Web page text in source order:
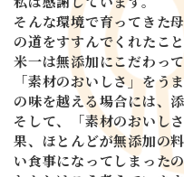
そんな環境で育ってきた
の道をすすんでくれたこと
米一は無添加にこだわっ
「素材のおいしさ」をう
の味を越える場合には、
そして、「素材のおいし
果、 ほとんどが無添加の
い食事になってしまった